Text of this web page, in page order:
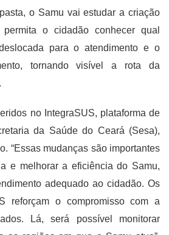
o Samu vai estudar a criação
o cidadão conhecer qual
para o atendimento e o
tornando visível a rota da
no IntegraSUS, plataforma de
da Saúde do Ceará (Sesa),
“Essas mudanças são importantes
e melhorar a eficiência do Samu,
adequado ao cidadão. Os
reforçam o compromisso com a
Lá, será possível monitorar